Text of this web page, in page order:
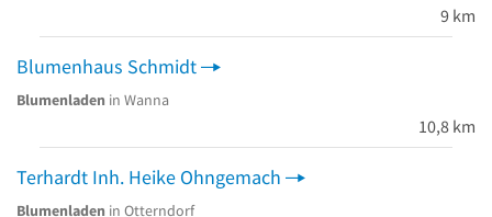
9 km
Blumenhaus Schmidt
Blumenladen in Wanna
10,8 km
Terhardt Inh. Heike Ohngemach
Blumenladen in Otterndorf